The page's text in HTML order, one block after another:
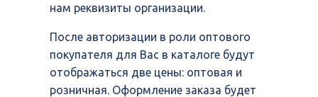
нам реквизиты организации.
После авторизации в роли оптового
покупателя для Вас в каталоге будут
отображаться две цены: оптовая и
розничная. Оформление заказа будет